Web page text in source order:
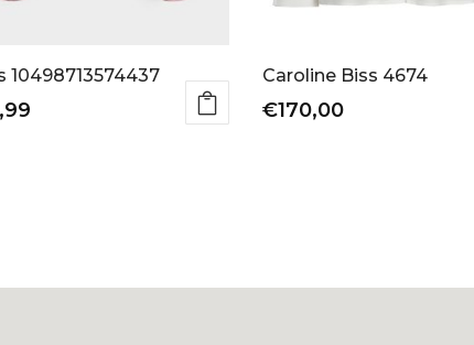
10498713574437 Caroline Biss 4674
€170,00